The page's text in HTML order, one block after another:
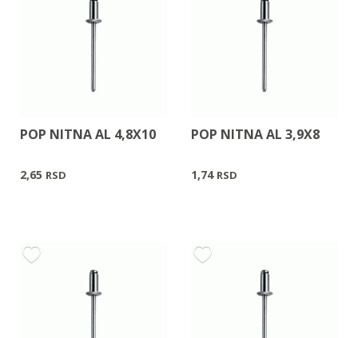
POP NITNA AL 4,8X10
2,65 RSD
POP NITNA AL 3,9X8
1,74 RSD